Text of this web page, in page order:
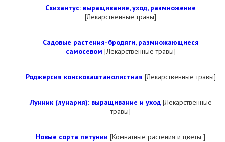
Схизантус: выращивание, уход, размножение
[Лекарственные травы]
Садовые растения-бродяги, размножающиеся
самосевом [Лекарственные травы]
Роджерсия конскокаштанолистная [Лекарственные травы]
Лунник (лунария): выращивание и уход[Лекарственные
травы]
Новые сорта петунии [Комнатные растения и цветы ]